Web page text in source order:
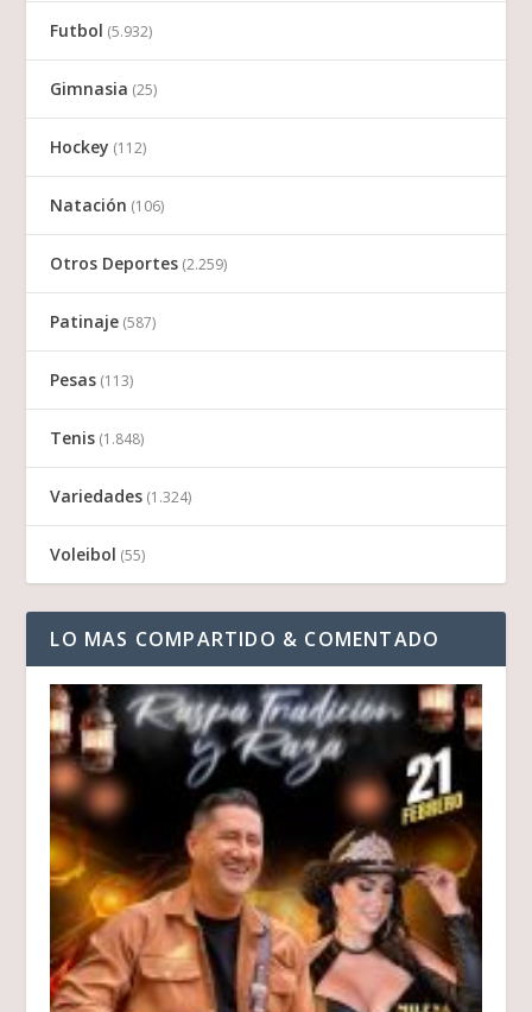
Futbol (5.932)
Gimnasia (25)
Hockey (112)
Natación (106)
Otros Deportes (2.259)
Patinaje (587)
Pesas (113)
Tenis (1.848)
Variedades (1.324)
Voleibol (55)
LO MAS COMPARTIDO & COMENTADO